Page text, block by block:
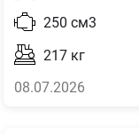
250 см3
217 кг
08.07.2026